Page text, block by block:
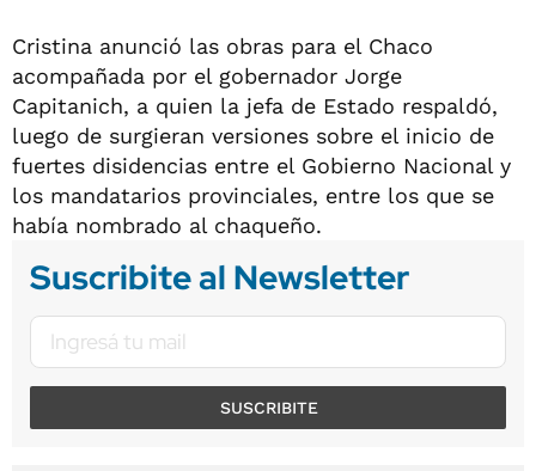
Cristina anunció las obras para el Chaco
acompañada por el gobernador Jorge
Capitanich, a quien la jefa de Estado respaldó,
luego de surgieran versiones sobre el inicio de
fuertes disidencias entre el Gobierno Nacional y
los mandatarios provinciales, entre los que se
había nombrado al chaqueño.
Suscribite al Newsletter
SUSCRIBITE